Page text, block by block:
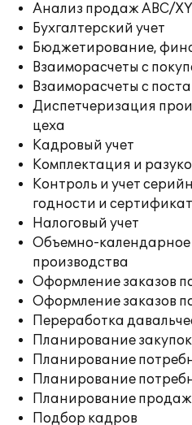
Анализ продаж ABC/
Бухгалтерский учет
Бюджетирование,
Взаиморасчеты с
Взаиморасчеты с
Диспетчеризация
цеха
Кадровый учет
Комплектация и
Контроль и учет
годности и
Налоговый учет
Объемно-
производства
Оформление заказов
Оформление заказов
Переработка
Планирование закупок
Планирование
Планирование
Планирование продаж
Подбор кадров